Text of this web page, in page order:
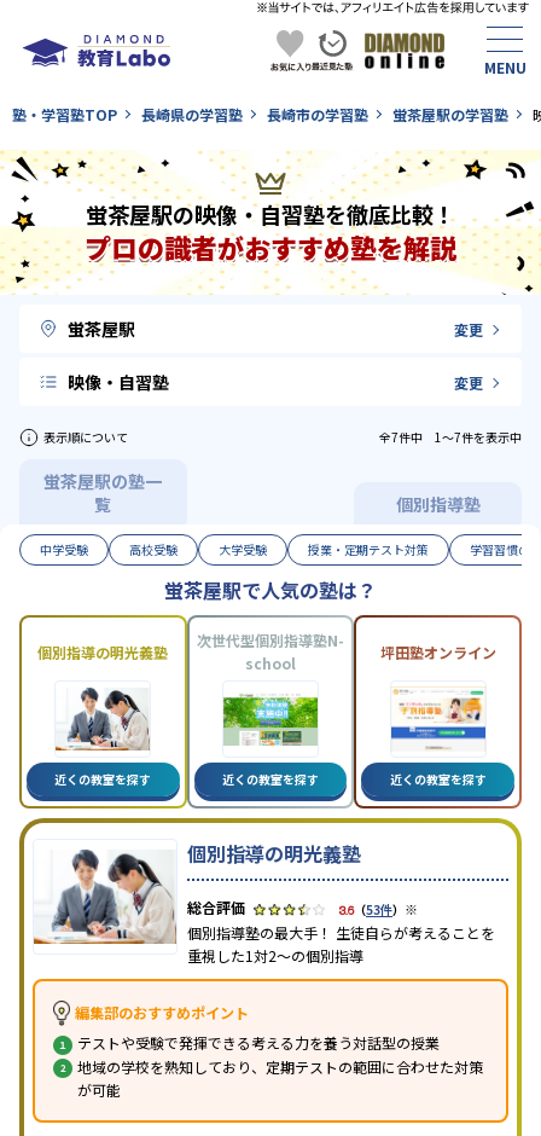
塾・学習塾TOP 長崎県の学習塾 長崎市の学習塾 蛍茶屋駅の学習塾
蛍茶屋駅の映像・自習塾を徹底比較！
プロの識者がおすすめ塾を解説
蛍茶屋駅 変更
映像・自習塾 変更
表示順について 全7件中 1〜7件を表示中
蛍茶屋駅の塾一
覧
個別指導塾
中学受験 高校受験 大学受験 授業・定期テスト対策 学習習慣の
蛍茶屋駅で人気の塾は？
個別指導の明光義塾
近くの教室を探す
次世代型個別指導塾N-
school
近くの教室を探す
坪田塾オンライン
近くの教室を探す
個別指導の明光義塾
3.6（53件） ※
個別指導塾の最大手！ 生徒自らが考えることを
重視した1対2〜の個別指導
編集部のおすすめポイント
テストや受験で発揮できる考える力を養う対話型の授業
地域の学校を熟知しており、定期テストの範囲に合わせた対策
が可能